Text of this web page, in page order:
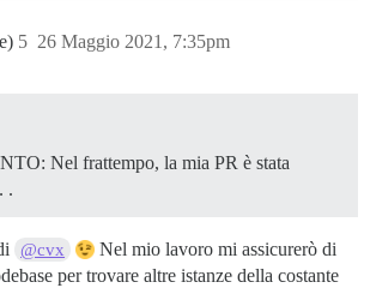
26 Maggio 2021, 7:35pm
5
Nel frattempo, la mia PR è stata
.
@cvx
Nel mio lavoro mi assicurerò di
per trovare altre istanze della costante